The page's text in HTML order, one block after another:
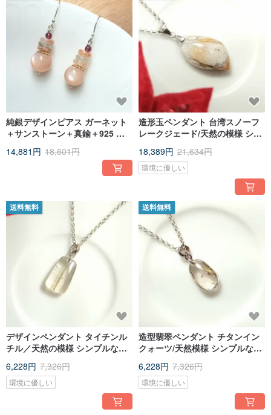
純銀デザインピアス ガーネット
＋サンストーン＋真鍮＋925 シ
14,881円 18,601円
造形玉ペンダント 台湾スノーフ
レークジェード/天然の模様 シン
18,389円 21,634円
環境に優しい
送料無料
デザインペンダント タイチンル
チル／天然の模様 シンプルなコ
6,228円 7,326円
環境に優しい
送料無料
造型翡翠ペンダント チタンイン
クォーツ/天然模様 シンプルな装
6,228円 7,326円
環境に優しい